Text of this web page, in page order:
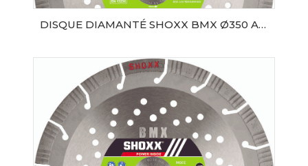
DISQUE DIAMANTÉ SHOXX BMX Ø350 AL20 SAMEDIA
AJOUTER AU PANIER